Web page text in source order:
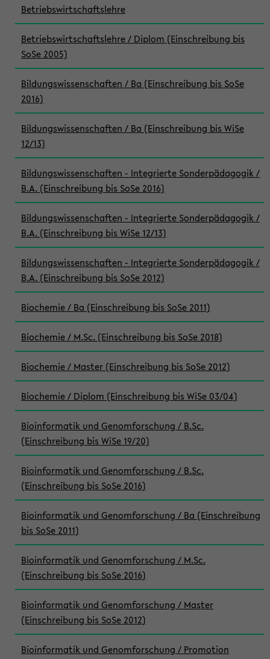
Betriebswirtschaftslehre
Betriebswirtschaftslehre / Diplom (Einschreibung bis
SoSe 2005)
Bildungswissenschaften / Ba (Einschreibung bis SoSe
2016)
Bildungswissenschaften / Ba (Einschreibung bis WiSe
12/13)
Bildungswissenschaften - Integrierte Sonderpädagogik /
B.A. (Einschreibung bis SoSe 2016)
Bildungswissenschaften - Integrierte Sonderpädagogik /
B.A. (Einschreibung bis WiSe 12/13)
Bildungswissenschaften - Integrierte Sonderpädagogik /
B.A. (Einschreibung bis SoSe 2012)
Biochemie / Ba (Einschreibung bis SoSe 2011)
Biochemie / M.Sc. (Einschreibung bis SoSe 2018)
Biochemie / Master (Einschreibung bis SoSe 2012)
Biochemie / Diplom (Einschreibung bis WiSe 03/04)
Bioinformatik und Genomforschung / B.Sc.
(Einschreibung bis WiSe 19/20)
Bioinformatik und Genomforschung / B.Sc.
(Einschreibung bis SoSe 2016)
Bioinformatik und Genomforschung / Ba (Einschreibung
bis SoSe 2011)
Bioinformatik und Genomforschung / M.Sc.
(Einschreibung bis SoSe 2016)
Bioinformatik und Genomforschung / Master
(Einschreibung bis SoSe 2012)
Bioinformatik und Genomforschung / Promotion